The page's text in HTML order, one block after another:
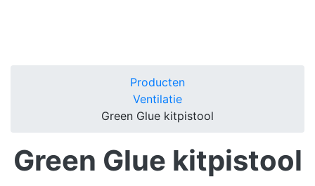
Green Glue kitpistool
Producten
Ventilatie
Green Glue kitpistool